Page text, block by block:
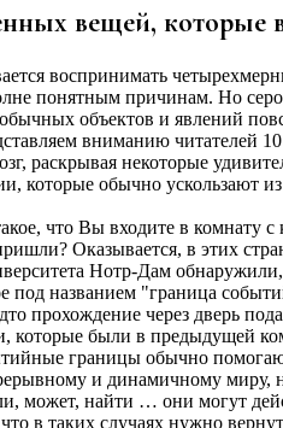
вещей, которые
воспринимать
понятным причинам. Но
объектов и явлений
вниманию читателей
раскрывая некоторые
которые обычно ускользают из
что Вы входите в комнату
Оказывается, в этих
Нотр-Дам
под названием "граница
прохождение через дверь
которые были в предыдущей
границы обычно
и динамичному миру,
может, найти … они могут
в таких случаях нужно